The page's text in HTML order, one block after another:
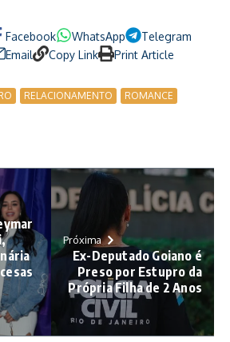
Facebook WhatsApp
Telegram
Email
Copy Link Print Article
RELACIONAMENTO
ROMANCE
Próxima
Ex-Deputado Goiano é
Preso por Estupro da
Própria Filha de 2 Anos